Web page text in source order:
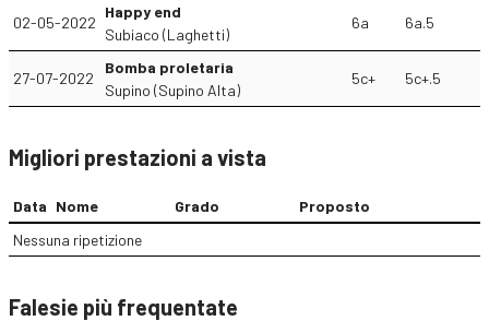
02-05-2022
Happy end
Subiaco (Laghetti)
6a 6a.5
27-07-2022
Bomba proletaria
Supino (Supino Alta)
5c+ 5c+.5
Migliori prestazioni a vista
Data Nome Grado
Proposto
Nessuna ripetizione
Falesie più frequentate